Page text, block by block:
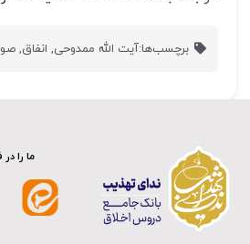
برچسب‌ها:آیت الله ممدوحی, انفاق,
ما را